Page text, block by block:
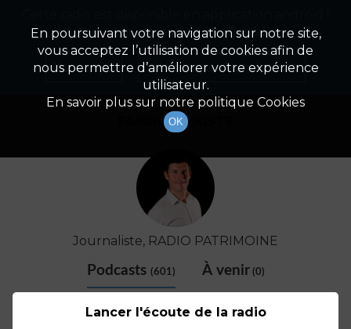
Détail De L'animateur
FABRICE COUSTE
Journaliste, RADIO PATRIMOINE
Podcasts (601) À venir(0)
En poursuivant votre navigation sur notre site,
vous acceptez l’utilisation de cookies afin de
nous permettre d’améliorer votre expérience
utilisateur.
En savoir plus sur notre politique Cookies
OK
Appuyez ci-dessous pour l'installer.
Non merci Télécharger l'application
Lancer l'écoute de la radio